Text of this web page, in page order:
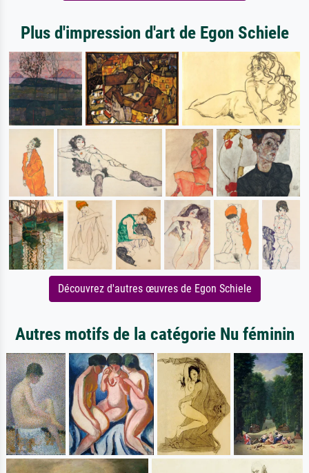
Plus d'impression d'art de Egon Schiele
Découvrez d'autres œuvres de Egon Schiele
Autres motifs de la catégorie Nu féminin